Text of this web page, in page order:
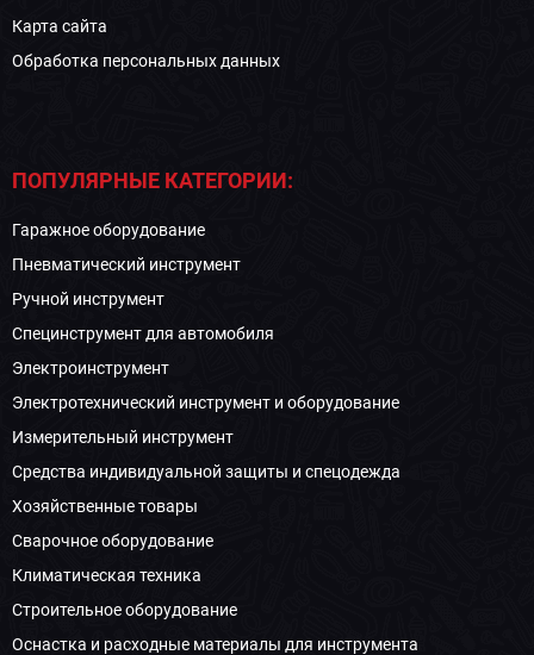
Карта сайта
Обработка персональных данных
ПОПУЛЯРНЫЕ КАТЕГОРИИ:
Гаражное оборудование
Пневматический инструмент
Ручной инструмент
Специнструмент для автомобиля
Электроинструмент
Электротехнический инструмент и оборудование
Измерительный инструмент
Средства индивидуальной защиты и спецодежда
Хозяйственные товары
Сварочное оборудование
Климатическая техника
Строительное оборудование
Оснастка и расходные материалы для инструмента